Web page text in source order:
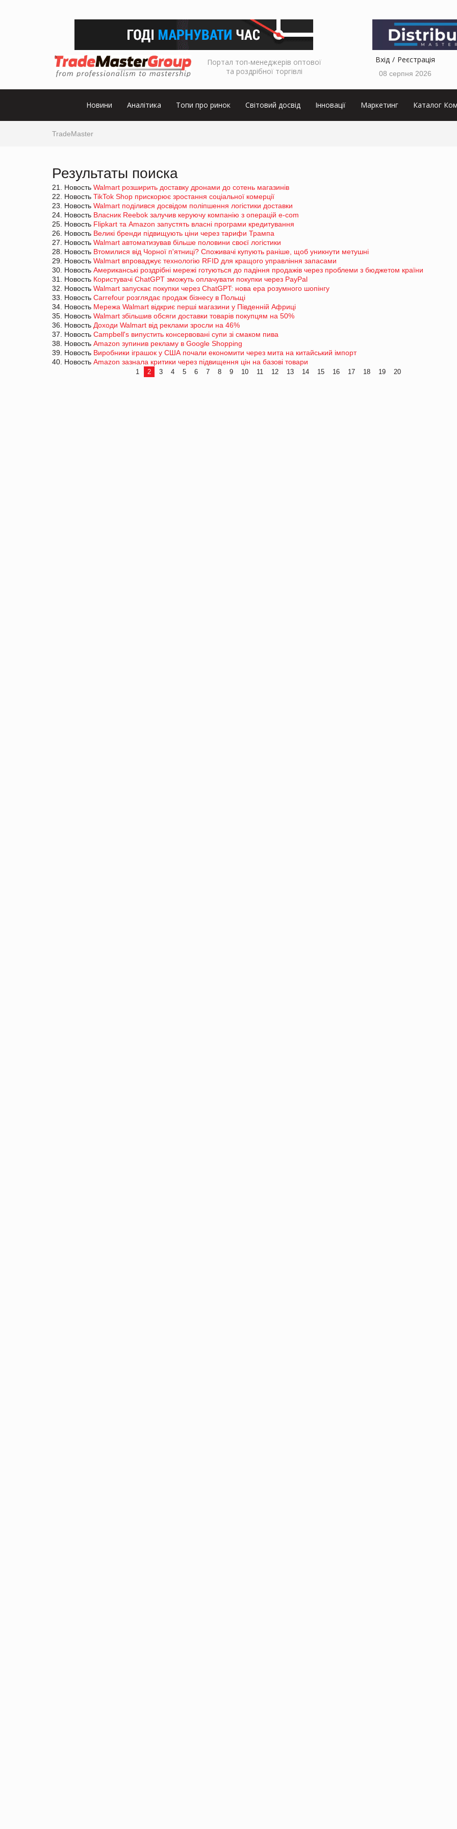
Портал топ-менеджерів оптової
та роздрібної торгівлі
Вхід Реєстрація
08 серпня 2026
Новини Аналітика Топи про ринок Світовий досвід Інновації Маркетинг Каталог
TradeMaster
Результаты поиска
21. Новость Walmart розширить доставку дронами до сотень магазинів
22. Новость TikTok Shop прискорює зростання соціальної комерції
23. Новость Walmart поділився досвідом поліпшення логістики доставки
24. Новость Власник Reebok залучив керуючу компанію з операцій e-com
25. Новость Flipkart та Amazon запустять власні програми кредитування
26. Новость Великі бренди підвищують ціни через тарифи Трампа
27. Новость Walmart автоматизував більше половини своєї логістики
28. Новость Втомилися від Чорної п'ятниці? Споживачі купують раніше, щоб уникнути метушні
29. Новость Walmart впроваджує технологію RFID для кращого управління запасами
30. Новость Американські роздрібні мережі готуються до падіння продажів через проблеми з бюджетом країни
31. Новость Користувачі ChatGPT зможуть оплачувати покупки через PayPal
32. Новость Walmart запускає покупки через ChatGPT: нова ера розумного шопінгу
33. Новость Carrefour розглядає продаж бізнесу в Польщі
34. Новость Мережа Walmart відкриє перші магазини у Південній Африці
35. Новость Walmart збільшив обсяги доставки товарів покупцям на 50%
36. Новость Доходи Walmart від реклами зросли на 46%
37. Новость Campbell's випустить консервовані супи зі смаком пива
38. Новость Amazon зупинив рекламу в Google Shopping
39. Новость Виробники іграшок у США почали економити через мита на китайський імпорт
40. Новость Amazon зазнала критики через підвищення цін на базові товари
1 2 3 4 5 6 7 8 9 10 11 12 13 14 15 16 17 18 19 20